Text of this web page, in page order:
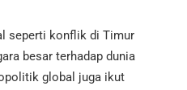
seperti konflik di Timur
besar terhadap dunia
global juga ikut